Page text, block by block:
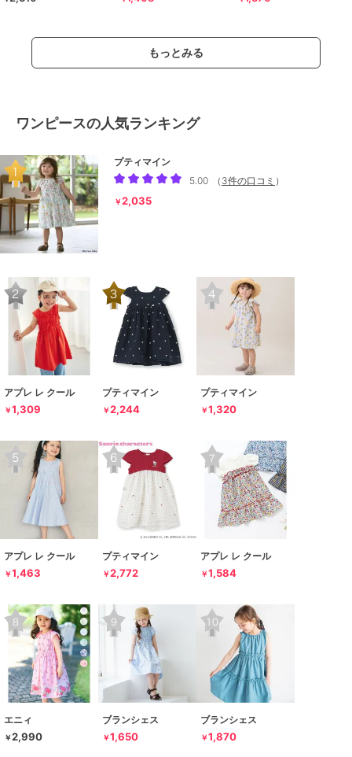
もっとみる
ワンピースの人気ランキング
プティマイン
5.00
（ 3件の口コミ ）
￥2,035
アプレ レ クール
￥1,309
プティマイン
￥2,244
プティマイン
￥1,320
アプレ レ クール
￥1,463
プティマイン
￥2,772
アプレ レ クール
￥1,584
エニィ
￥2,990
ブランシェス
￥1,650
ブランシェス
￥1,870